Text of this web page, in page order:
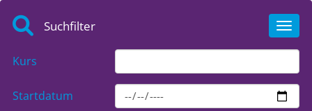
Suchfilter
Kurs
Startdatum